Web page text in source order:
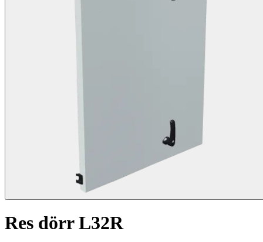
Res dörr L32R